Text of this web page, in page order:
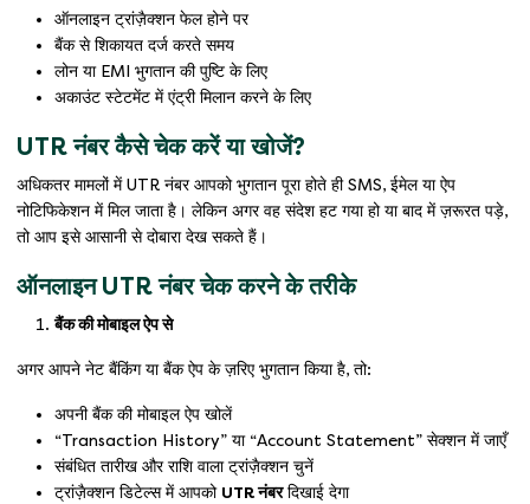
ऑनलाइन ट्रांज़ैक्शन फेल होने पर
बैंक से शिकायत दर्ज करते समय
लोन या EMI भुगतान की पुष्टि के लिए
अकाउंट स्टेटमेंट में एंट्री मिलान करने के लिए
UTR नंबर कैसे चेक करें या खोजें?
अधिकतर मामलों में UTR नंबर आपको भुगतान पूरा होते ही SMS, ईमेल या ऐप
नोटिफिकेशन में मिल जाता है। लेकिन अगर वह संदेश हट गया हो या बाद में ज़रूरत पड़े,
तो आप इसे आसानी से दोबारा देख सकते हैं।
ऑनलाइन UTR नंबर चेक करने के तरीके
बैंक की मोबाइल ऐप से
अगर आपने नेट बैंकिंग या बैंक ऐप के ज़रिए भुगतान किया है, तो:
अपनी बैंक की मोबाइल ऐप खोलें
“Transaction History” या “Account Statement” सेक्शन में जाएँ
संबंधित तारीख और राशि वाला ट्रांज़ैक्शन चुनें
ट्रांज़ैक्शन डिटेल्स में आपको UTR नंबरदिखाई देगा